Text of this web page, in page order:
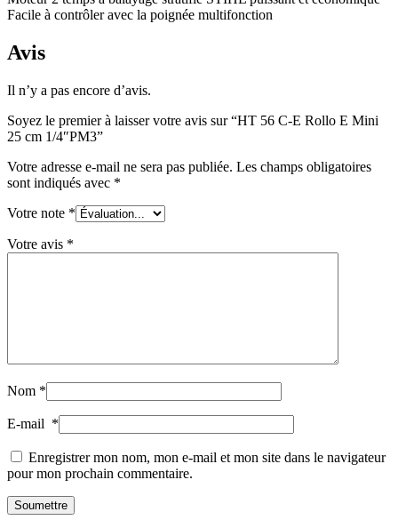
Facile à contrôler avec la poignée multifonction
Avis
Il n’y a pas encore d’avis.
Soyez le premier à laisser votre avis sur “HT 56 C-E Rollo E Mini
25 cm 1/4″PM3”
Votre adresse e-mail ne sera pas publiée. Les champs obligatoires
sont indiqués avec *
Votre note *
Votre avis *
Nom *
E-mail *
Enregistrer mon nom, mon e-mail et mon site dans le navigateur
pour mon prochain commentaire.